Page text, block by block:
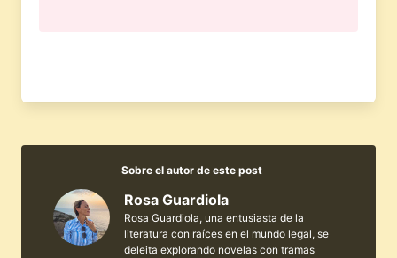
Sobre el autor de este post
Rosa Guardiola
Rosa Guardiola, una entusiasta de la
literatura con raíces en el mundo legal, se
deleita explorando novelas con tramas